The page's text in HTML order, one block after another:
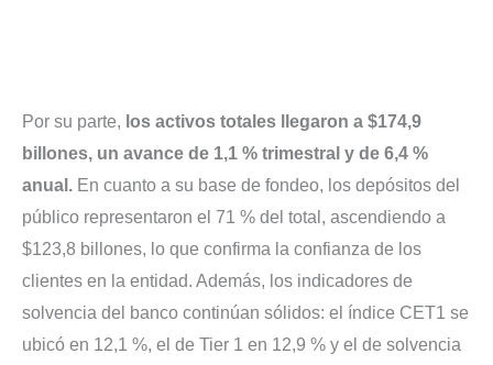
Por su parte, los activos totales llegaron a $174,9
billones, un avance de 1,1 % trimestral y de 6,4 %
anual. En cuanto a su base de fondeo, los depósitos del
público representaron el 71 % del total, ascendiendo a
$123,8 billones, lo que confirma la confianza de los
clientes en la entidad. Además, los indicadores de
solvencia del banco continúan sólidos: el índice CET1 se
ubicó en 12,1 %, el de Tier 1 en 12,9 % y el de solvencia